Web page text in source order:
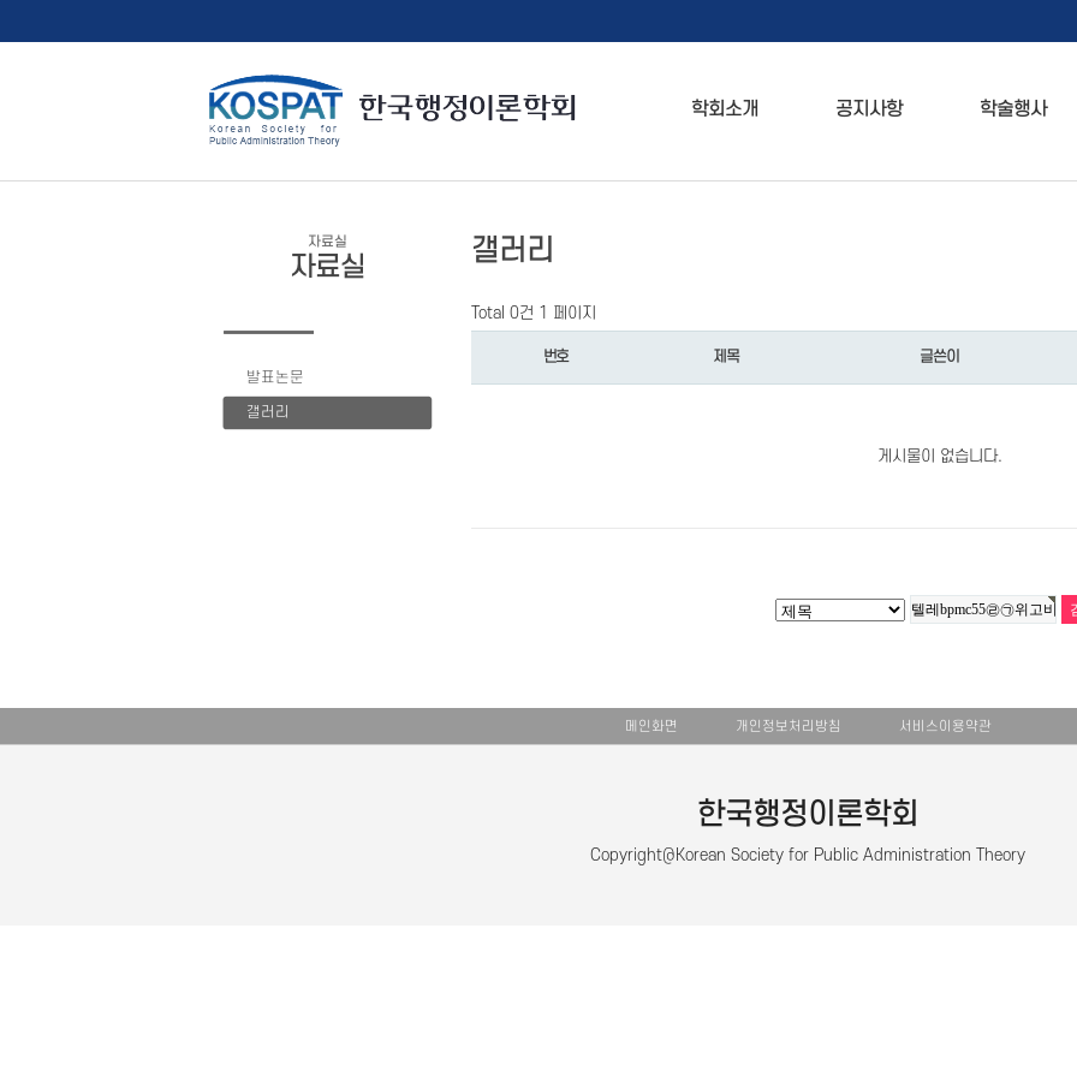
학회소개 공지사항 학술행사
자료실
자료실
발표논문
갤러리
갤러리
Total 0건 1 페이지
번호 제목 글쓴이
게시물이 없습니다.
메인화면 개인정보처리방침 서비스이용약관
한국행정이론학회
Copyright@Korean Society for Public Administration Theory